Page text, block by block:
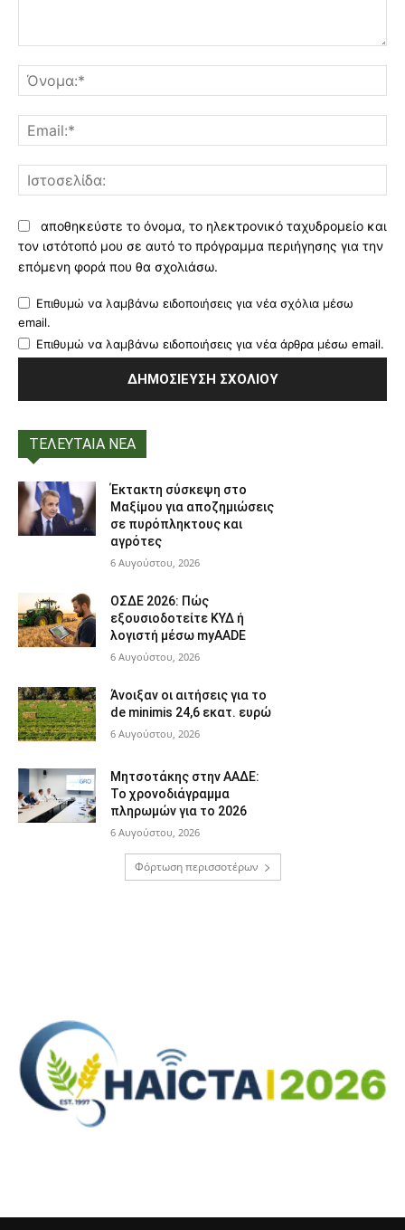
αποθηκεύστε το όνομα, το ηλεκτρονικό ταχυδρομείο και
τον ιστότοπό μου σε αυτό το πρόγραμμα περιήγησης για την
επόμενη φορά που θα σχολιάσω.
Επιθυμώ να λαμβάνω ειδοποιήσεις για νέα σχόλια μέσω
email.
Επιθυμώ να λαμβάνω ειδοποιήσεις για νέα άρθρα μέσω email.
ΤΕΛΕΥΤΑΙΑ ΝΕΑ
Έκτακτη σύσκεψη στο
Μαξίμου για αποζημιώσεις
σε πυρόπληκτους και
αγρότες
6 Αυγούστου, 2026
ΟΣΔΕ 2026: Πώς
εξουσιοδοτείτε ΚΥΔ ή
λογιστή μέσω myAADE
6 Αυγούστου, 2026
Άνοιξαν οι αιτήσεις για το
de minimis 24,6 εκατ. ευρώ
6 Αυγούστου, 2026
Μητσοτάκης στην ΑΑΔΕ:
Το χρονοδιάγραμμα
πληρωμών για το 2026
6 Αυγούστου, 2026
Φόρτωση περισσοτέρων